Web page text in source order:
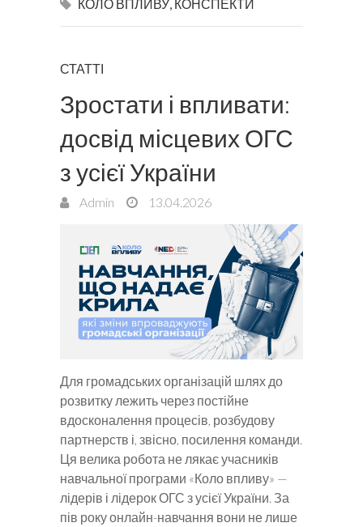
КОЛО ВПЛИВУ, КОНСПЕКТИ
СТАТТІ
Зростати і впливати:
досвід місцевих ОГС
з усієї України
Admin 13.04.2026
Для громадських організацій шлях до
розвитку лежить через постійне
вдосконалення процесів, розбудову
партнерств і, звісно, посилення команди.
Ця велика робота не лякає учасників
навчальної програми «Коло впливу» —
лідерів і лідерок ОГС з усієї України. За
пів року онлайн-навчання вони не лише